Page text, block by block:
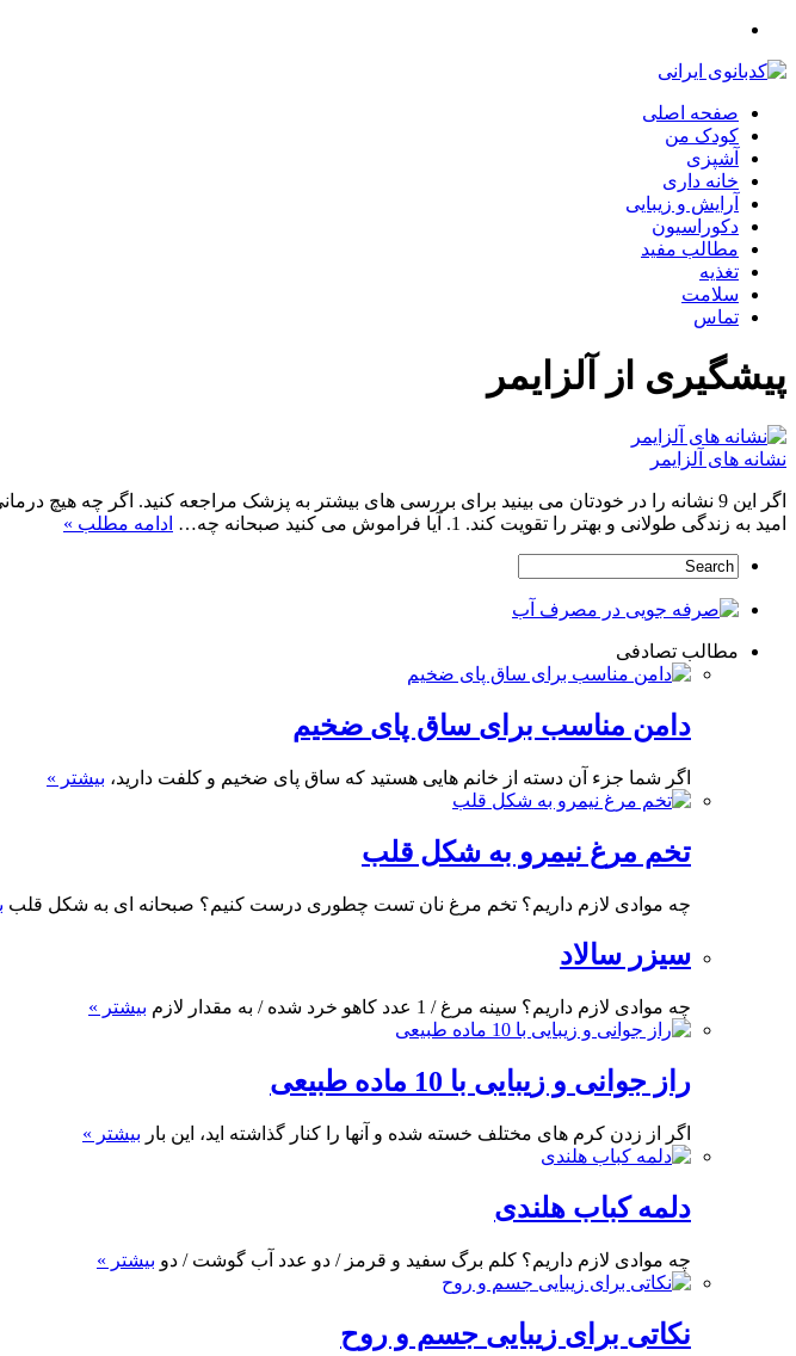
صفحه اصلی
کودک من
آشپزی
خانه داری
آرایش و زیبایی
دکوراسیون
مطالب مفید
تغذیه
سلامت
تماس
پیشگیری از آلزایمر
نشانه های آلزایمر
اگر این 9 نشانه را در خودتان می بینید برای بررسی های بیشتر به پزشک مراجعه کنید. اگر چه
امید به زندگی طولانی و بهتر را تقویت کند. 1. آیا فراموش می کنید صبحانه چه…
ادامه مطلب »
مطالب تصادفی
دامن مناسب برای ساق پای ضخیم
اگر شما جزء آن دسته از خانم هایی هستید که ساق پای ضخیم و کلفت دارید، بیشتر »
تخم مرغ نیمرو به شکل قلب
چه موادی لازم داریم؟ تخم مرغ نان تست چطوری درست کنیم؟ صبحانه ای به شکل قلب
سیزر سالاد
چه موادی لازم داریم؟ سینه مرغ / 1 عدد کاهو خرد شده / به مقدار لازم بیشتر »
راز جوانی و زیبایی با 10 ماده طبیعی
اگر از زدن کرم های مختلف خسته شده و آنها را کنار گذاشته اید، این بار بیشتر »
دلمه کباب هلندی
چه موادی لازم داریم؟ کلم برگ سفید و قرمز / دو عدد آب گوشت / دو بیشتر »
نکاتی برای زیبایی جسم و روح